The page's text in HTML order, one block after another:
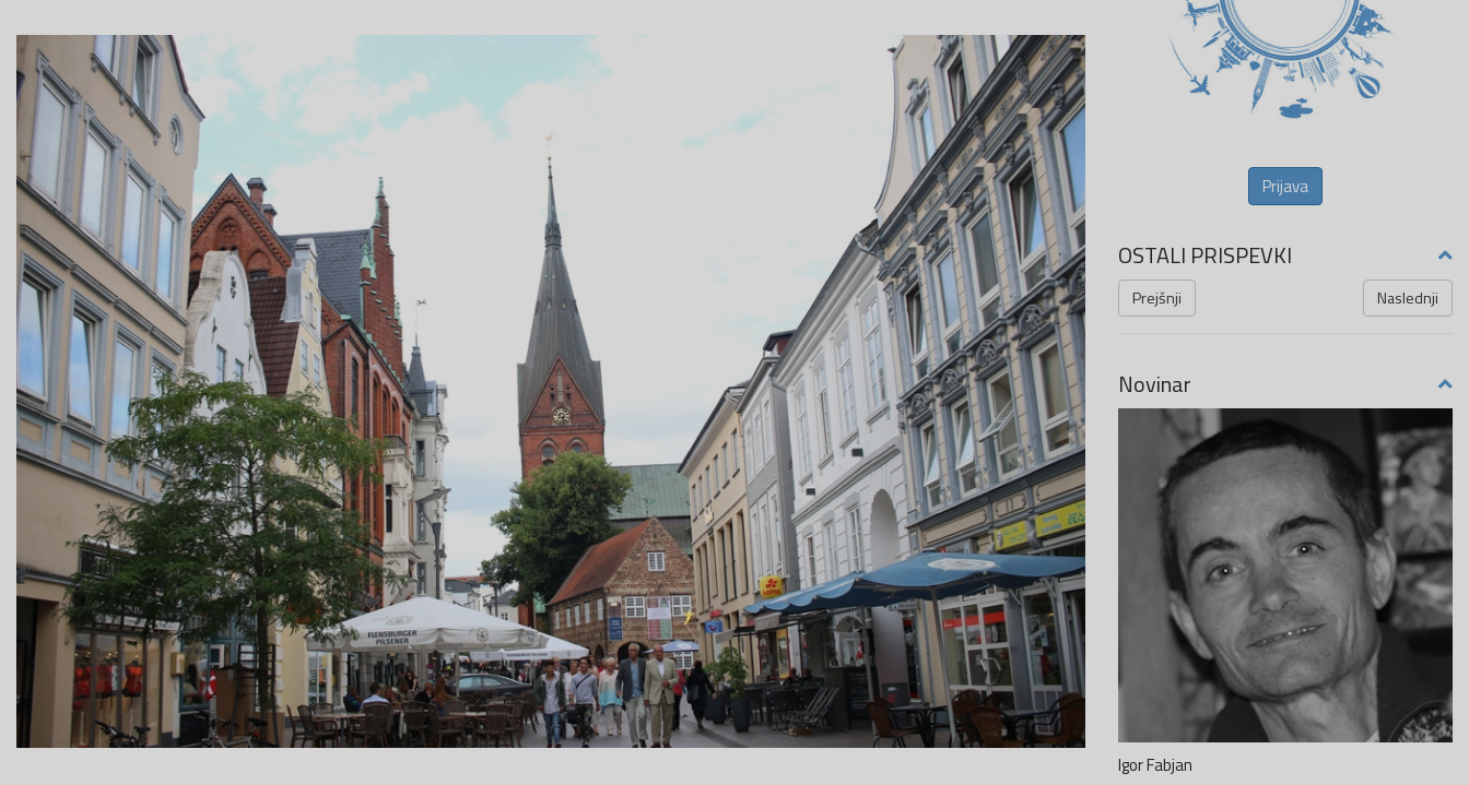
Prijava
OSTALI PRISPEVKI
Prejšnji Naslednji
Novinar
Igor Fabjan